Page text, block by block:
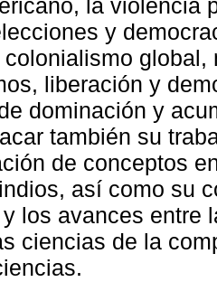
la violencia
y
colonialismo
liberación y
dominación y
también su
de conceptos
así como su
los avances entre
ciencias de la